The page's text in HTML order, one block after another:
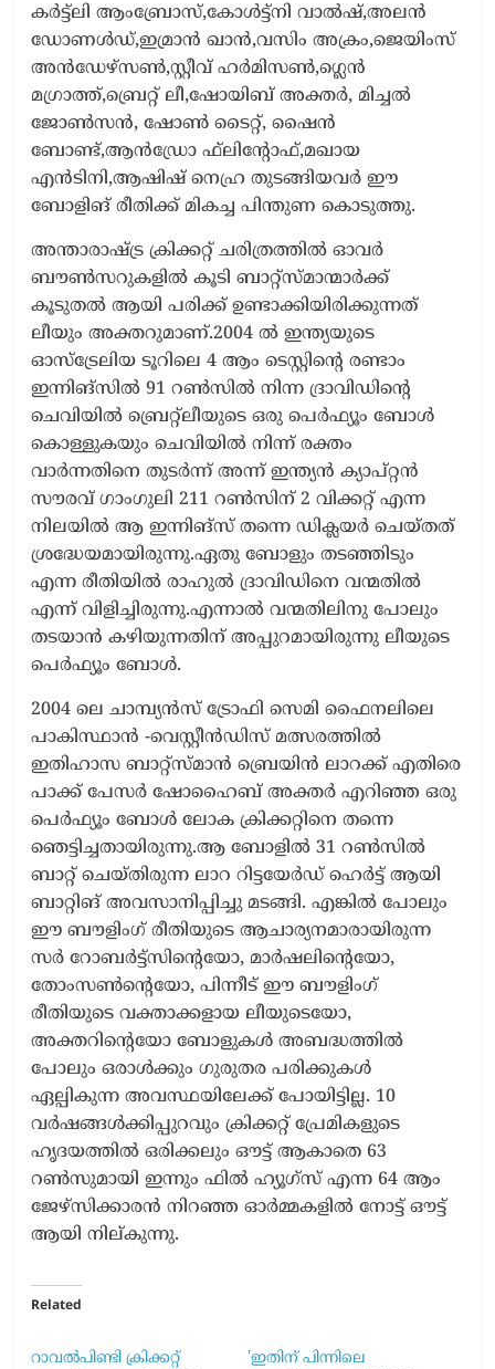
കർട്ട്‌ലി ആംബ്രോസ്,കോൾട്ട്‌നി വാൽഷ്,അലൻ
ഡോണൾഡ്,ഇമ്രാൻ ഖാൻ,വസിം അക്രം,ജെയിംസ്
അൻഡേഴ്‌സൺ,സ്റ്റീവ് ഹർമിസൺ,ഗ്ലെൻ
മഗ്രാത്ത്,ബ്രെറ്റ് ലീ,ഷോയിബ് അക്തർ, മിച്ചൽ
ജോൺസൻ, ഷോൺ ടൈറ്റ്, ഷൈൻ
ബോണ്ട്,ആൻഡ്രോ ഫ്‌ലിന്റോഫ്,മഖായ
എൻടിനി,ആഷിഷ് നെഹ്ര തുടങ്ങിയവർ ഈ
ബോളിങ് രീതിക്ക് മികച്ച പിന്തുണ കൊടുത്തു.
അന്താരാഷ്ട്ര ക്രിക്കറ്റ് ചരിത്രത്തിൽ ഓവർ
ബൗൺസറുകളിൽ കൂടി ബാറ്റ്സ്മാന്മാർക്ക്
കൂടുതൽ ആയി പരിക്ക് ഉണ്ടാക്കിയിരിക്കുന്നത്
ലീയും അക്തറുമാണ്.2004 ൽ ഇന്ത്യയുടെ
ഓസ്‌ട്രേലിയ ടൂറിലെ 4 ആം ടെസ്റ്റിന്റെ രണ്ടാം
ഇന്നിങ്‌സിൽ 91 റൺസിൽ നിന്ന ദ്രാവിഡിന്റെ
ചെവിയിൽ ബ്രെറ്റ്‌ലീയുടെ ഒരു പെർഫ്യൂം ബോൾ
കൊള്ളുകയും ചെവിയിൽ നിന്ന് രക്തം
വാർന്നതിനെ തുടർന്ന് അന്ന് ഇന്ത്യൻ ക്യാപ്റ്റൻ
സൗരവ് ഗാംഗുലി 211 റൺസിന് 2 വിക്കറ്റ് എന്ന
നിലയിൽ ആ ഇന്നിങ്‌സ് തന്നെ ഡിക്ലയർ ചെയ്തത്
ശ്രദ്ധേയമായിരുന്നു.ഏതു ബോളും തടഞ്ഞിടും
എന്ന രീതിയിൽ രാഹുൽ ദ്രാവിഡിനെ വന്മതിൽ
എന്ന് വിളിച്ചിരുന്നു.എന്നാൽ വന്മതിലിനു പോലും
തടയാൻ കഴിയുന്നതിന് അപ്പുറമായിരുന്നു ലീയുടെ
പെർഫ്യൂം ബോൾ.
2004 ലെ ചാമ്പ്യൻസ് ട്രോഫി സെമി ഫൈനലിലെ
പാകിസ്ഥാൻ -വെസ്റ്റീൻഡിസ് മത്സരത്തിൽ
ഇതിഹാസ ബാറ്റ്സ്മാൻ ബ്രെയിൻ ലാറക്ക് എതിരെ
പാക്ക് പേസർ ഷോഹൈബ് അക്തർ എറിഞ്ഞ ഒരു
പെർഫ്യൂം ബോൾ ലോക ക്രിക്കറ്റിനെ തന്നെ
ഞെട്ടിച്ചതായിരുന്നു.ആ ബോളിൽ 31 റൺസിൽ
ബാറ്റ് ചെയ്തിരുന്ന ലാറ റിട്ടയേർഡ് ഹെർട്ട് ആയി
ബാറ്റിങ് അവസാനിപ്പിച്ചു മടങ്ങി. എങ്കിൽ പോലും
ഈ ബൗളിംഗ് രീതിയുടെ ആചാര്യനമാരായിരുന്ന
സർ റോബർട്ട്സിന്റെയോ, മാർഷലിന്റെയോ,
തോംസൺന്റെയോ, പിന്നീട് ഈ ബൗളിംഗ്
രീതിയുടെ വക്താക്കളായ ലീയുടെയോ,
അക്തറിന്റെയോ ബോളുകൾ അബദ്ധത്തിൽ
പോലും ഒരാൾക്കും ഗുരുതര പരിക്കുകൾ
ഏല്പികുന്ന അവസ്ഥയിലേക്ക് പോയിട്ടില്ല. 10
വർഷങ്ങൾക്കിപ്പുറവും ക്രിക്കറ്റ് പ്രേമികളുടെ
ഹൃദയത്തിൽ ഒരിക്കലും ഔട്ട് ആകാതെ 63
റൺസുമായി ഇന്നും ഫിൽ ഹ്യൂഗ്സ് എന്ന 64 ആം
ജേഴ്‌സിക്കാരൻ നിറഞ്ഞ ഓർമ്മകളിൽ നോട്ട് ഔട്ട്
ആയി നില്കുന്നു.
Related
റാവൽപിണ്ടി ക്രിക്കറ്റ്
'ഇതിന് പിന്നിലെ